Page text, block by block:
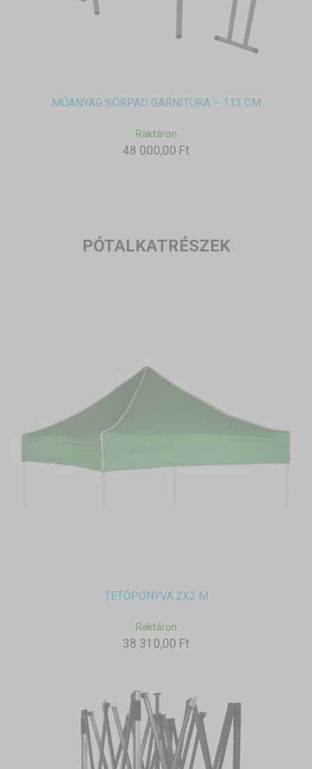
MŰANYAG SÖRPAD GARNITÚRA – 113 CM
Raktáron
48 000,00 Ft
PÓTALKATRÉSZEK
TETŐPONYVA 2X2 M
Raktáron
38 310,00 Ft